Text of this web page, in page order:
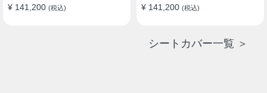
¥ 141,200 (税込) ¥ 141,200 (税込)
シートカバー一覧 ＞